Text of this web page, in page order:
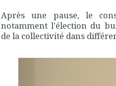
Après une pause, le
notamment l'élection du
de la collectivité dans